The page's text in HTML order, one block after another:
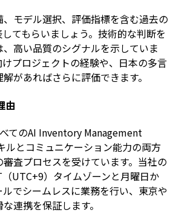
モデル選択、評価指標を含む過去の
てもらいましょう。技術的な判断を
高い品質のシグナルを示していま
プロジェクトの経験や、日本の多言
があればさらに評価できます。
由
てのAI Inventory Management
ルとコミュニケーション能力の両方
査プロセスを受けています。当社の
UTC+9）タイムゾーンと月曜日か
でシームレスに業務を行い、東京や
連携を保証します。